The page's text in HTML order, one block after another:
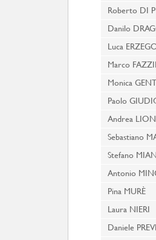
Roberto DI
Danilo
Luca
Marco
Monica
Paolo
Andrea
Sebastiano
Stefano
Antonio
Pina MURÈ
Laura NIERI
Daniele